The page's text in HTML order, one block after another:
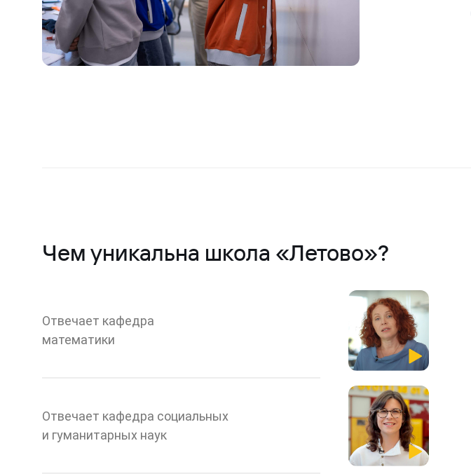
Чем уникальна школа «Летово»?
Отвечает кафедра
математики
Отвечает кафедра социальных
и гуманитарных наук